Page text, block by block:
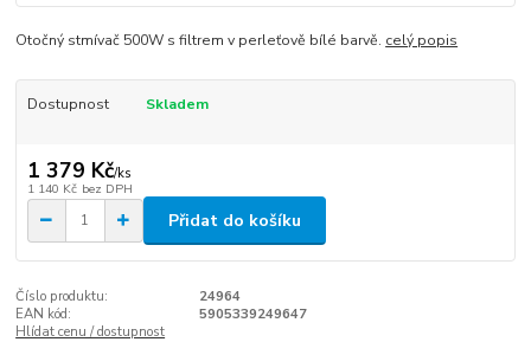
Otočný stmívač 500W s filtrem v perleťově bílé barvě. celý popis
Dostupnost Skladem
1 379 Kč/ks
1 140 Kč bez DPH
Přidat do košíku
Číslo produktu:
24964
EAN kód:
5905339249647
Hlídat cenu / dostupnost